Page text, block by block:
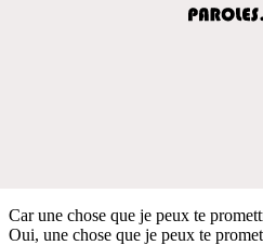
Car une chose que je peux te
Oui, une chose que je peux te